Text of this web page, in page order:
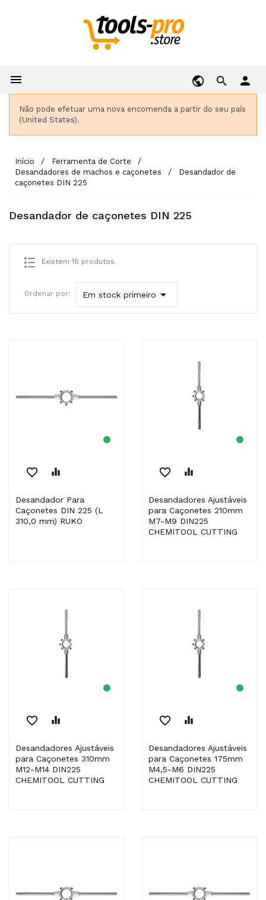
 person
Não pode efetuar uma nova encomenda a partir do seu país
(United States).
Início
Ferramenta de Corte
Desandadores de machos e caçonetes
Desandador de
caçonetes DIN 225
Desandador de caçonetes DIN 225
Existem 18 produtos.
Ordenar por: Em stock primeiro 
favorite_border equalizer
Desandador Para
Caçonetes DIN 225 (L
310,0 mm) RUKO
favorite_border equalizer
Desandadores Ajustáveis
para Caçonetes 210mm
M7-M9 DIN225
CHEMITOOL CUTTING
favorite_border equalizer
Desandadores Ajustáveis
para Caçonetes 310mm
M12-M14 DIN225
CHEMITOOL CUTTING
favorite_border equalizer
Desandadores Ajustáveis
para Caçonetes 175mm
M4,5-M6 DIN225
CHEMITOOL CUTTING